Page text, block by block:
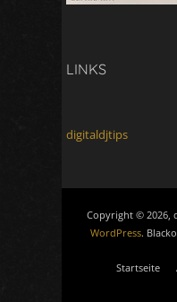
LINKS
digitaldjtips
Copyright © 2026,
WordPress.
Startseite